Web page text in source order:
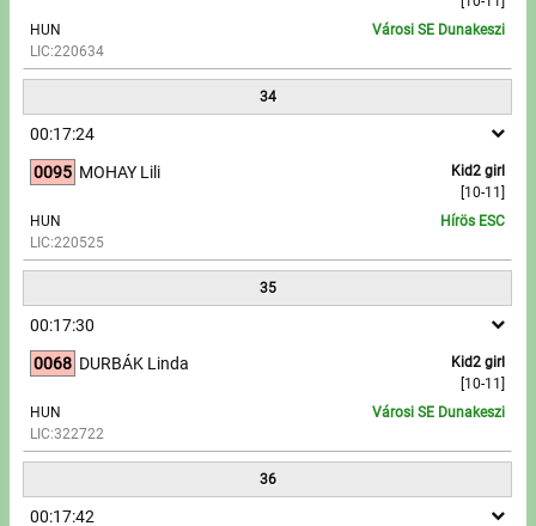
HUN
LIC:220634
Városi SE Dunakeszi
34
00:17:24
0095
Kid2 girl
[10-11]
MOHAY Lili
HUN
LIC:220525
Hírös ESC
35
00:17:30
0068
Kid2 girl
[10-11]
DURBÁK Linda
HUN
LIC:322722
Városi SE Dunakeszi
36
00:17:42